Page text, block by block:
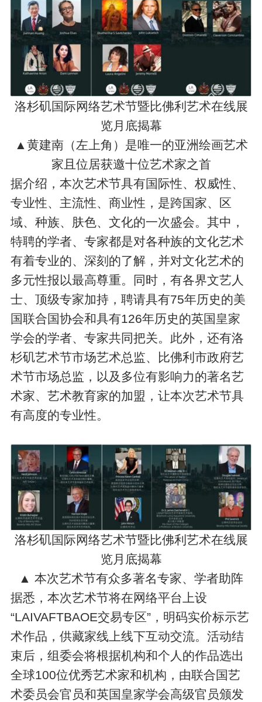
洛杉矶国际网络艺术节暨比佛利艺术在线展
览月底揭幕
▲黄建南（左上角）是唯一的亚洲绘画艺术
家且位居获邀十位艺术家之首
据介绍，本次艺术节具有国际性、权威性、
专业性、主流性、商业性，是跨国家、区
域、种族、肤色、文化的一次盛会。其中，
特聘的学者、专家都是对各种族的文化艺术
有着专业的、深刻的了解，并对文化艺术的
多元性报以最高尊重。同时，有各界文艺人
士、顶级专家加持，聘请具有75年历史的美
国联合国协会和具有126年历史的英国皇家
学会的学者、专家共同把关。此外，还有洛
杉矶艺术节市场艺术总监、比佛利市政府艺
术节市场总监，以及多位有影响力的著名艺
术家、艺术教育家的加盟，让本次艺术节具
有高度的专业性。
洛杉矶国际网络艺术节暨比佛利艺术在线展
览月底揭幕
▲ 本次艺术节有众多著名专家、学者助阵
据悉，本次艺术节将在网络平台上设
“LAIVAFTBAOE交易专区”，明码实价标示艺
术作品，供藏家线上线下互动交流。活动结
束后，组委会将根据机构和个人的作品选出
全球100位优秀艺术家和机构，由联合国艺
术委员会官员和英国皇家学会高级官员颁发